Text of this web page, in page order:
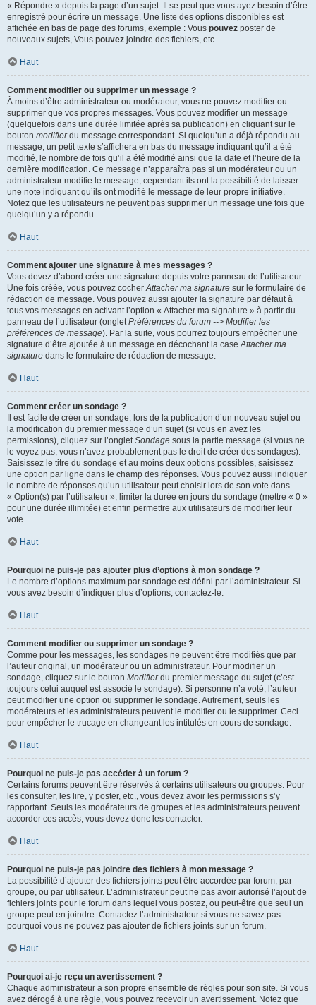
« Répondre » depuis la page d’un sujet. Il se peut que vous ayez besoin d’être
enregistré pour écrire un message. Une liste des options disponibles est
affichée en bas de page des forums, exemple : Vous pouvez poster de
nouveaux sujets, Vous pouvez joindre des fichiers, etc.
Haut
Comment modifier ou supprimer un message ?
À moins d’être administrateur ou modérateur, vous ne pouvez modifier ou
supprimer que vos propres messages. Vous pouvez modifier un message
(quelquefois dans une durée limitée après sa publication) en cliquant sur le
bouton modifierdu message correspondant. Si quelqu’un a déjà répondu au
message, un petit texte s’affichera en bas du message indiquant qu’il a été
modifié, le nombre de fois qu’il a été modifié ainsi que la date et l’heure de la
dernière modification. Ce message n’apparaîtra pas si un modérateur ou un
administrateur modifie le message, cependant ils ont la possibilité de laisser
une note indiquant qu’ils ont modifié le message de leur propre initiative.
Notez que les utilisateurs ne peuvent pas supprimer un message une fois que
quelqu’un y a répondu.
Haut
Comment ajouter une signature à mes messages ?
Vous devez d’abord créer une signature depuis votre panneau de l’utilisateur.
Une fois créée, vous pouvez cocherAttacher ma signature sur le formulaire de
rédaction de message. Vous pouvez aussi ajouter la signature par défaut à
tous vos messages en activant l’option « Attacher ma signature » à partir du
panneau de l’utilisateur (ongletPréférences du forum --> Modifier les
préférences de message). Par la suite, vous pourrez toujours empêcher une
signature d’être ajoutée à un message en décochant la caseAttacher ma
signature dans le formulaire de rédaction de message.
Haut
Comment créer un sondage ?
Il est facile de créer un sondage, lors de la publication d’un nouveau sujet ou
la modification du premier message d’un sujet (si vous en avez les
permissions), cliquez sur l’ongletSondage sous la partie message (si vous ne
le voyez pas, vous n’avez probablement pas le droit de créer des sondages).
Saisissez le titre du sondage et au moins deux options possibles, saisissez
une option par ligne dans le champ des réponses. Vous pouvez aussi indiquer
le nombre de réponses qu’un utilisateur peut choisir lors de son vote dans
« Option(s) par l’utilisateur », limiter la durée en jours du sondage (mettre « 0 »
pour une durée illimitée) et enfin permettre aux utilisateurs de modifier leur
vote.
Haut
Pourquoi ne puis-je pas ajouter plus d’options à mon sondage ?
Le nombre d’options maximum par sondage est défini par l’administrateur. Si
vous avez besoin d’indiquer plus d’options, contactez-le.
Haut
Comment modifier ou supprimer un sondage ?
Comme pour les messages, les sondages ne peuvent être modifiés que par
l’auteur original, un modérateur ou un administrateur. Pour modifier un
sondage, cliquez sur le bouton Modifierdu premier message du sujet (c’est
toujours celui auquel est associé le sondage). Si personne n’a voté, l’auteur
peut modifier une option ou supprimer le sondage. Autrement, seuls les
modérateurs et les administrateurs peuvent le modifier ou le supprimer. Ceci
pour empêcher le trucage en changeant les intitulés en cours de sondage.
Haut
Pourquoi ne puis-je pas accéder à un forum ?
Certains forums peuvent être réservés à certains utilisateurs ou groupes. Pour
les consulter, les lire, y poster, etc., vous devez avoir les permissions s’y
rapportant. Seuls les modérateurs de groupes et les administrateurs peuvent
accorder ces accès, vous devez donc les contacter.
Haut
Pourquoi ne puis-je pas joindre des fichiers à mon message ?
La possibilité d’ajouter des fichiers joints peut être accordée par forum, par
groupe, ou par utilisateur. L’administrateur peut ne pas avoir autorisé l’ajout de
fichiers joints pour le forum dans lequel vous postez, ou peut-être que seul un
groupe peut en joindre. Contactez l’administrateur si vous ne savez pas
pourquoi vous ne pouvez pas ajouter de fichiers joints sur un forum.
Haut
Pourquoi ai-je reçu un avertissement ?
Chaque administrateur a son propre ensemble de règles pour son site. Si vous
avez dérogé à une règle, vous pouvez recevoir un avertissement. Notez que